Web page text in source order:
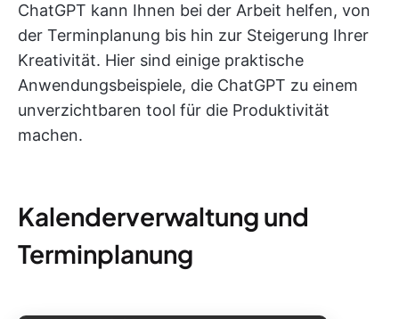
ChatGPT kann Ihnen bei der Arbeit helfen, von
der Terminplanung bis hin zur Steigerung Ihrer
Kreativität. Hier sind einige praktische
Anwendungsbeispiele, die ChatGPT zu einem
unverzichtbaren tool für die Produktivität
machen.
Kalenderverwaltung und
Terminplanung